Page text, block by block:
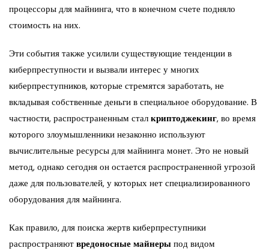
процессоры для майнинга, что в конечном счете подняло
стоимость на них.
Эти события также усилили существующие тенденции в
киберпреступности и вызвали интерес у многих
киберпреступников, которые стремятся заработать, не
вкладывая собственные деньги в специальное оборудование. В
частности, распространенным стал криптоджекинг, во время
которого злоумышленники незаконно используют
вычислительные ресурсы для майнинга монет. Это не новый
метод, однако сегодня он остается распространенной угрозой
даже для пользователей, у которых нет специализированного
оборудования для майнинга.
Как правило, для поиска жертв киберпреступники
распространяют вредоносные майнеры под видом